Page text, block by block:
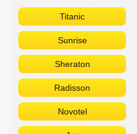
Titanic
Sunrise
Sheraton
Radisson
Novotel